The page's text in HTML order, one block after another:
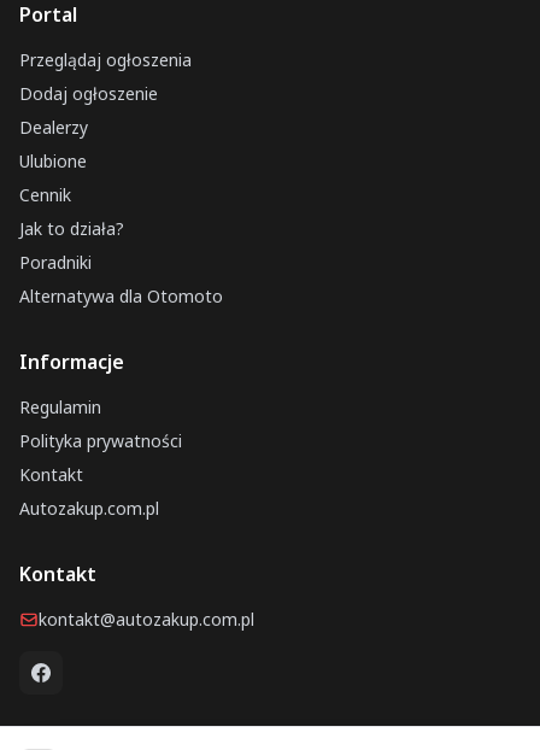
Portal
Przeglądaj ogłoszenia
Dodaj ogłoszenie
Dealerzy
Ulubione
Cennik
Jak to działa?
Poradniki
Alternatywa dla Otomoto
Informacje
Regulamin
Polityka prywatności
Kontakt
Autozakup.com.pl
Kontakt
kontakt@autozakup.com.pl